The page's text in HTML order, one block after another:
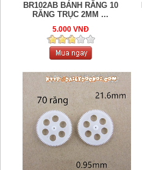
BR102AB BÁNH RĂNG 10
RĂNG TRỤC 2MM ...
5.000 VNĐ